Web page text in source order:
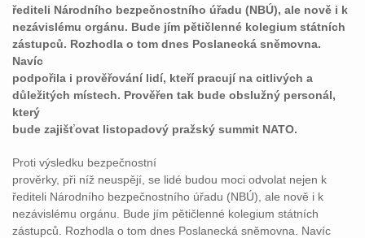
řediteli Národního bezpečnostního úřadu (NBÚ), ale nově i k
nezávislému orgánu. Bude jím pětičlenné kolegium státních
zástupců. Rozhodla o tom dnes Poslanecká sněmovna.
Navíc
podpořila i prověřování lidí, kteří pracují na citlivých a
důležitých místech. Prověřen tak bude obslužný personál,
který
bude zajišťovat listopadový pražský summit NATO.
Proti výsledku bezpečnostní
prověrky, při níž neuspějí, se lidé budou moci odvolat nejen k
řediteli Národního bezpečnostního úřadu (NBÚ), ale nově i k
nezávislému orgánu. Bude jím pětičlenné kolegium státních
zástupců. Rozhodla o tom dnes Poslanecká sněmovna. Navíc